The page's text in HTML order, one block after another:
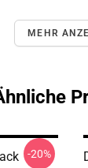
MEHR
-20%